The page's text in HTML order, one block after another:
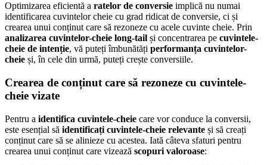
Optimizarea eficientă a ratelor de conversie implică nu numai
identificarea cuvintelor cheie cu grad ridicat de conversie, ci și
crearea unui conținut care să rezoneze cu acele cuvinte cheie. Prin
analizarea cuvintelor-cheie long-tail și concentrarea pe cuvintele-
cheie de intenție, vă puteți îmbunătăți performanța cuvintelor-
cheie și, în cele din urmă, puteți crește conversiile.
Crearea de conținut care să rezoneze cu cuvintele-
cheie vizate
Pentru a identifica cuvintele-cheie care vor conduce la conversii,
este esențial să identificați cuvintele-cheie relevante și să creați
conținut care să se alinieze cu acestea. Iată câteva sfaturi pentru
crearea unui conținut care vizează scopuri valoroase: